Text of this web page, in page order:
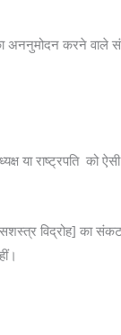
अननुमोदन करने
या राष्ट्रपति को
विद्रोह] का